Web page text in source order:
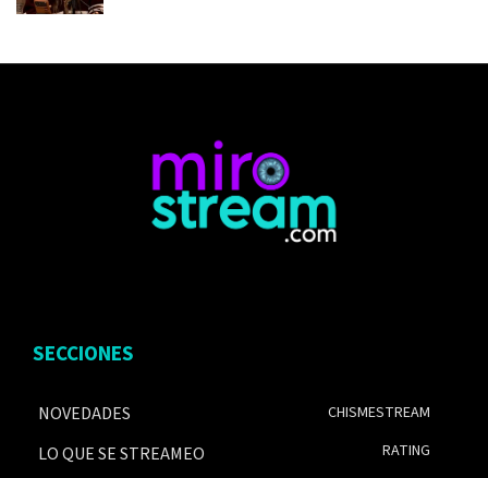
SECCIONES
NOVEDADES
LO QUE SE STREAMEO
CHISMESTREAM
RATING